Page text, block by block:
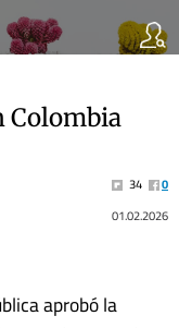
Colombia
34
0
01.02.2026
aprobó la